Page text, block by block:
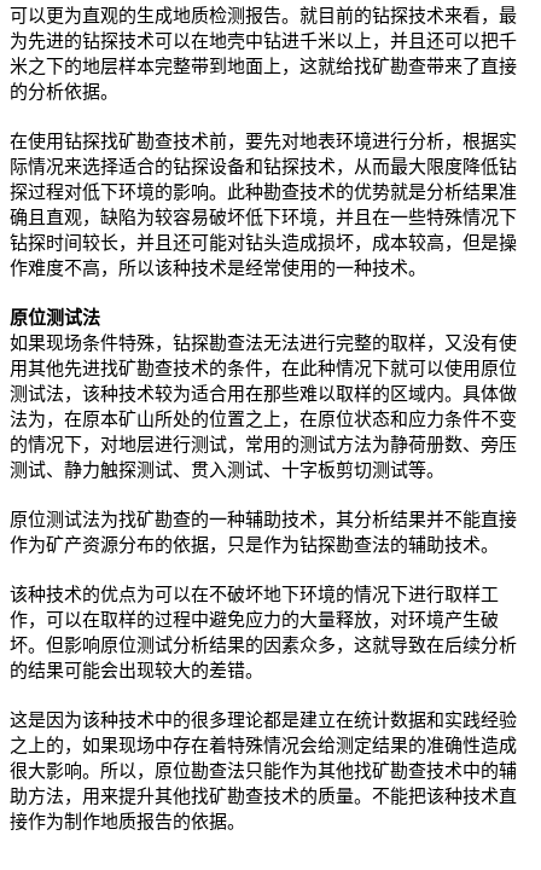
可以更为直观的生成地质检测报告。就目前的钻探技术来看，最
为先进的钻探技术可以在地壳中钻进千米以上，并且还可以把千
米之下的地层样本完整带到地面上，这就给找矿勘查带来了直接
的分析依据。
在使用钻探找矿勘查技术前，要先对地表环境进行分析，根据实
际情况来选择适合的钻探设备和钻探技术，从而最大限度降低钻
探过程对低下环境的影响。此种勘查技术的优势就是分析结果准
确且直观，缺陷为较容易破坏低下环境，并且在一些特殊情况下
钻探时间较长，并且还可能对钻头造成损坏，成本较高，但是操
作难度不高，所以该种技术是经常使用的一种技术。
原位测试法
如果现场条件特殊，钻探勘查法无法进行完整的取样，又没有使
用其他先进找矿勘查技术的条件，在此种情况下就可以使用原位
测试法，该种技术较为适合用在那些难以取样的区域内。具体做
法为，在原本矿山所处的位置之上，在原位状态和应力条件不变
的情况下，对地层进行测试，常用的测试方法为静荷册数、旁压
测试、静力触探测试、贯入测试、十字板剪切测试等。
原位测试法为找矿勘查的一种辅助技术，其分析结果并不能直接
作为矿产资源分布的依据，只是作为钻探勘查法的辅助技术。
该种技术的优点为可以在不破坏地下环境的情况下进行取样工
作，可以在取样的过程中避免应力的大量释放，对环境产生破
坏。但影响原位测试分析结果的因素众多，这就导致在后续分析
的结果可能会出现较大的差错。
这是因为该种技术中的很多理论都是建立在统计数据和实践经验
之上的，如果现场中存在着特殊情况会给测定结果的准确性造成
很大影响。所以，原位勘查法只能作为其他找矿勘查技术中的辅
助方法，用来提升其他找矿勘查技术的质量。不能把该种技术直
接作为制作地质报告的依据。